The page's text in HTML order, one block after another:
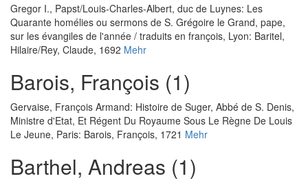
Gregor I., Papst/Louis-Charles-Albert, duc de Luynes: Les
Quarante homélies ou sermons de S. Grégoire le Grand, pape,
sur les évangiles de l'année / traduits en françois, Lyon: Baritel,
Hilaire/Rey, Claude, 1692 Mehr
Barois, François (1)
Gervaise, François Armand: Histoire de Suger, Abbé de S. Denis,
Ministre d'Etat, Et Régent Du Royaume Sous Le Règne De Louis
Le Jeune, Paris: Barois, François, 1721 Mehr
Barthel, Andreas (1)